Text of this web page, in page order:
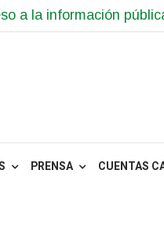
a la información
PRENSA CUENTAS